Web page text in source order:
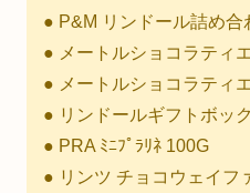
● P&M リンドール詰め合
● メートルショコラティ
● メートルショコラティ
● リンドールギフトボッ
● PRA ﾐﾆﾌﾟﾗﾘﾈ 100G
● リンツ チョコウェイフ